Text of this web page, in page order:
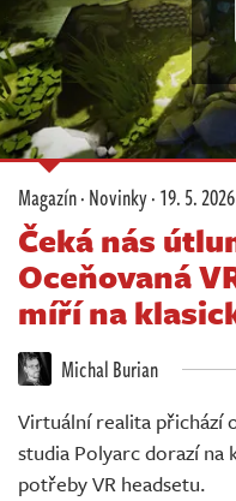
Soutěže
Databáze
Komunita
Redakce
Živě
Magazín·Novinky·19. 5.
Čeká nás
Oceňovaná
míří na
Michal Burian
Virtuální realita přichází
studia Polyarc dorazí na
potřeby VR headsetu.